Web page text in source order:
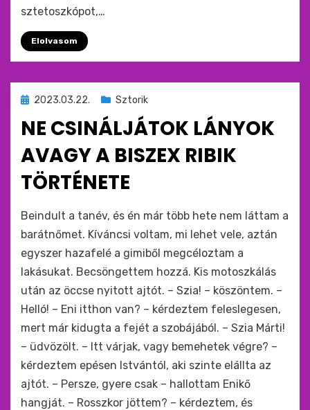
sztetoszkópot,…
Elolvasom
Beküldve
2023.03.22. Sztorik
NE CSINÁLJÁTOK LÁNYOK
AVAGY A BISZEX RIBIK
TÖRTÉNETE
by monkey
Beindult a tanév, és én már több hete nem láttam a
barátnőmet. Kíváncsi voltam, mi lehet vele, aztán
egyszer hazafelé a gimiből megcéloztam a
lakásukat. Becsöngettem hozzá. Kis motoszkálás
után az öccse nyitott ajtót. – Szia! – köszöntem. –
Helló! – Eni itthon van? – kérdeztem feleslegesen,
mert már kidugta a fejét a szobájából. – Szia Márti!
– üdvözölt. – Itt várjak, vagy bemehetek végre? –
kérdeztem epésen Istvántól, aki szinte elállta az
ajtót. – Persze, gyere csak – hallottam Enikő
hangját. – Rosszkor jöttem? – kérdeztem, és